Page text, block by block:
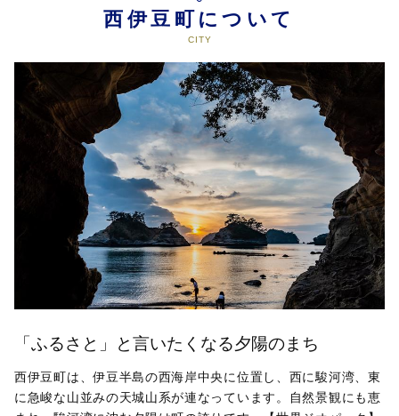
西伊豆町について
「ふるさと」と言いたくなる夕陽のまち
西伊豆町は、伊豆半島の西海岸中央に位置し、西に駿河湾、東
に急峻な山並みの天城山系が連なっています。自然景観にも恵